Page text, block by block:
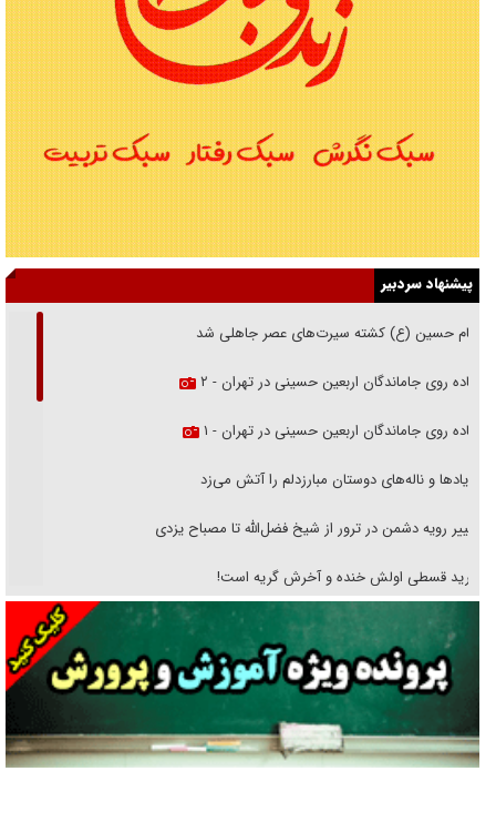
پیشنهاد سردبیر
امام حسین (ع) کشته سیرت‌های عصر جاهلی شد
پیاده روی جاماندگان اربعین حسینی در تهران - ۲
پیاده روی جاماندگان اربعین حسینی در تهران - ۱
فریاد‌ها و ناله‌های دوستان مبارزدلم را آتش می‌زد
تغییر رویه دشمن در ترور از شیخ فضل‌الله تا مصباح یزدی
خرید قسطی اولش خنده و آخرش گریه است!
فوتبال و آن «بالا»!
راهبرد غافلگیری با نسل جدید پهپاد‌ها
جنجال پزشکان تقلبی در صنعت زیبایی
یهودی‌ها در ادبیات داستانی اروپا؛ از شکسپیر تا دیکنز